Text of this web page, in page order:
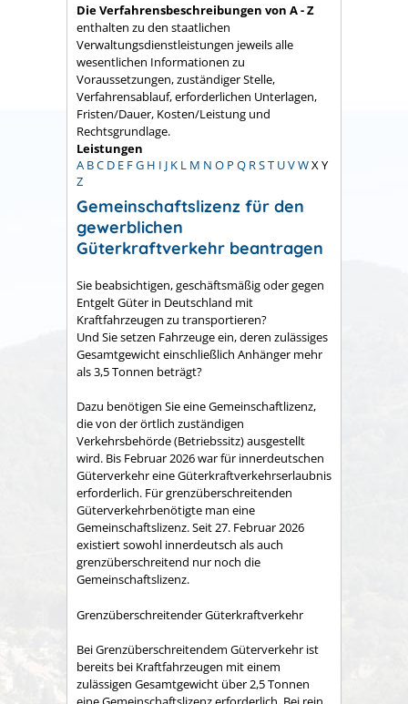
Die Verfahrensbeschreibungen von A - Z
enthalten zu den staatlichen
Verwaltungsdienstleistungen jeweils alle
wesentlichen Informationen zu
Voraussetzungen, zuständiger Stelle,
Verfahrensablauf, erforderlichen Unterlagen,
Fristen/Dauer, Kosten/Leistung und
Rechtsgrundlage.
Leistungen
A BC D E FG H I J K L M N O P Q RST UVWX Y
Z
Gemeinschaftslizenz für den
gewerblichen
Güterkraftverkehr beantragen
Sie beabsichtigen, geschäftsmäßig oder gegen
Entgelt Güter in Deutschland mit
Kraftfahrzeugen zu transportieren?
Und Sie setzen Fahrzeuge ein, deren zulässiges
Gesamtgewicht einschließlich Anhänger mehr
als 3,5 Tonnen beträgt?
Dazu benötigen Sie eine Gemeinschaftlizenz,
die von der örtlich zuständigen
Verkehrsbehörde (Betriebssitz) ausgestellt
wird. Bis Februar 2026 war für innerdeutschen
Güterverkehr eine Güterkraftverkehrserlaubnis
erforderlich. Für grenzüberschreitenden
Güterverkehrbenötigte man eine
Gemeinschaftslizenz. Seit 27. Februar 2026
existiert sowohl innerdeutsch als auch
grenzüberschreitend nur noch die
Gemeinschaftslizenz.
Grenzüberschreitender Güterkraftverkehr
Bei Grenzüberschreitendem Güterverkehr ist
bereits bei Kraftfahrzeugen mit einem
zulässigen Gesamtgewicht über 2,5 Tonnen